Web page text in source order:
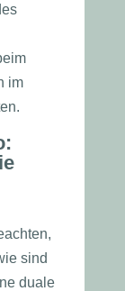
im
sind
duale